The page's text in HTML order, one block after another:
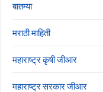
बातम्या
मराठी माहिती
महाराष्ट्र कृषी जीआर
महाराष्ट्र सरकार जीआर